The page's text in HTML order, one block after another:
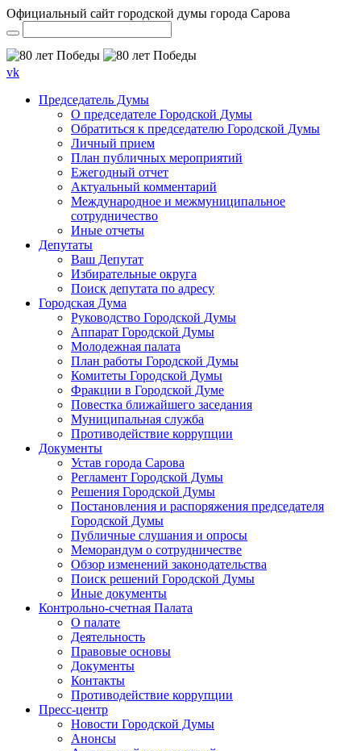
Официальный сайт городской думы города Сарова
vk
Председатель Думы
О председателе Городской Думы
Обратиться к председателю Городской Думы
Личный прием
План публичных мероприятий
Ежегодный отчет
Актуальный комментарий
Международное и межмуниципальное
сотрудничество
Иные отчеты
Депутаты
Ваш Депутат
Избирательные округа
Поиск депутата по адресу
Городская Дума
Руководство Городской Думы
Аппарат Городской Думы
Молодежная палата
План работы Городской Думы
Комитеты Городской Думы
Фракции в Городской Думе
Повестка ближайшего заседания
Муниципальная служба
Противодействие коррупции
Документы
Устав города Сарова
Регламент Городской Думы
Решения Городской Думы
Постановления и распоряжения председателя
Городской Думы
Публичные слушания и опросы
Меморандум о сотрудничестве
Обзор изменений законодательства
Поиск решений Городской Думы
Иные документы
Контрольно-счетная Палата
О палате
Деятельность
Правовые основы
Документы
Контакты
Противодействие коррупции
Пресс-центр
Новости Городской Думы
Анонсы